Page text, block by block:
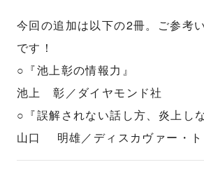
今回の追加は以下の2冊。ご参考
です！
○『池上彰の情報力』
池上 彰／ダイヤモンド社
○『誤解されない話し方、炎上し
山口 明雄／ディスカヴァー・ト